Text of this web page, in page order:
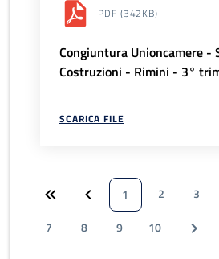
PDF (342KB)
Congiuntura Unioncamere -
Costruzioni - Rimini - 3°
SCARICA FILE
1 2 3
7
8 9 10